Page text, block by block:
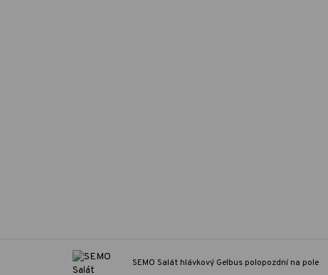
SEMO Salát hlávkový Gelbus polopozdní na pole